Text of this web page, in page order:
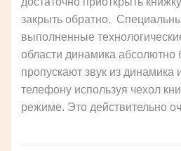
закрыть обратно.
выполненные
области динамика абсолютно
пропускают звук из
телефону используя чехол
режиме. Это действительно